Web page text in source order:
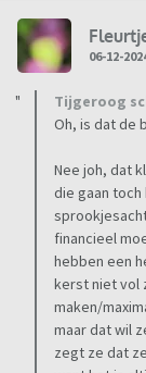
06-12-
Tijgeroog
Oh, is dat de
Nee joh, dat
die gaan
financieel
hebben een
kerst niet vol
maken/
maar dat wil
zegt ze dat